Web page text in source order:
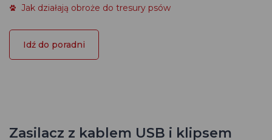
Jak działają obroże do tresury psów
Idź do poradni
Zasilacz z kablem USB i klipsem